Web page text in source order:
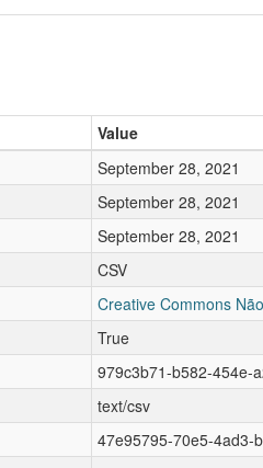
Value
September 28, 2021
September 28, 2021
September 28, 2021
CSV
Creative Commons
True
979c3b71-b582-454e-
text/csv
47e95795-70e5-4ad3-